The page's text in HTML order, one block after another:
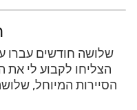
שלושה חודשים עברו
הצליחו לקבוע לי את
הסיירות המיוחל,